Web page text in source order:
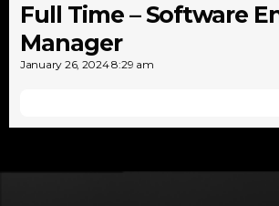
Full Time – Software
Manager
January 26, 20248:29 am